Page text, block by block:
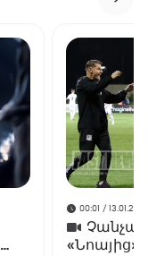
00:01 /
«Նոայից»